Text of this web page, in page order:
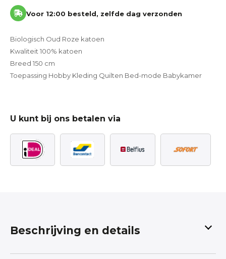
Voor 12:00 besteld, zelfde dag verzonden
Biologisch Oud Roze katoen
Kwaliteit 100% katoen
Breed 150 cm
Toepassing Hobby Kleding Quilten Bed-mode Babykamer
U kunt bij ons betalen via
Beschrijving en details